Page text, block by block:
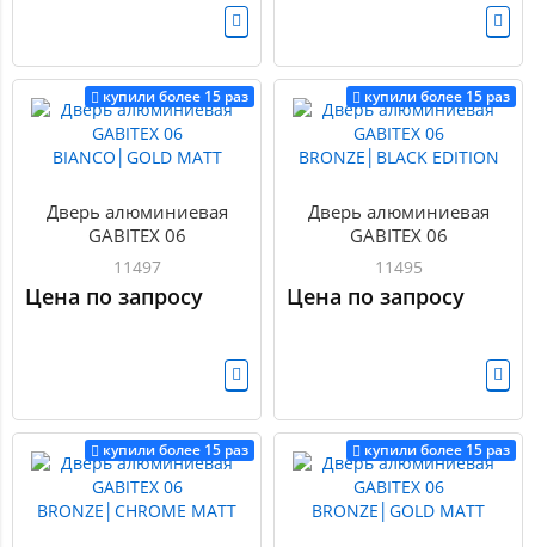
купили более 15 раз
Дверь алюминиевая
GABITEX 06
BIANCO│GOLD MATT
11497
Цена по запросу
купили более 15 раз
Дверь алюминиевая
GABITEX 06
BRONZE│BLACK EDITION
11495
Цена по запросу
купили более 15 раз купили более 15 раз